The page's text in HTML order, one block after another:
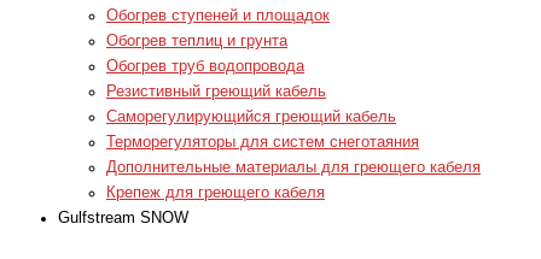
Обогрев ступеней и площадок
Обогрев теплиц и грунта
Обогрев труб водопровода
Резистивный греющий кабель
Саморегулирующийся греющий кабель
Терморегуляторы для систем снеготаяния
Дополнительные материалы для греющего кабеля
Крепеж для греющего кабеля
Gulfstream SNOW